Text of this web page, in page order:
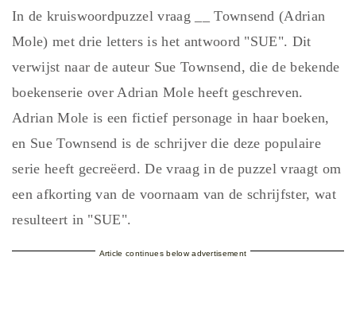
In de kruiswoordpuzzel vraag __ Townsend (Adrian
Mole) met drie letters is het antwoord "SUE". Dit
verwijst naar de auteur Sue Townsend, die de bekende
boekenserie over Adrian Mole heeft geschreven.
Adrian Mole is een fictief personage in haar boeken,
en Sue Townsend is de schrijver die deze populaire
serie heeft gecreëerd. De vraag in de puzzel vraagt om
een afkorting van de voornaam van de schrijfster, wat
resulteert in "SUE".
Article continues below advertisement